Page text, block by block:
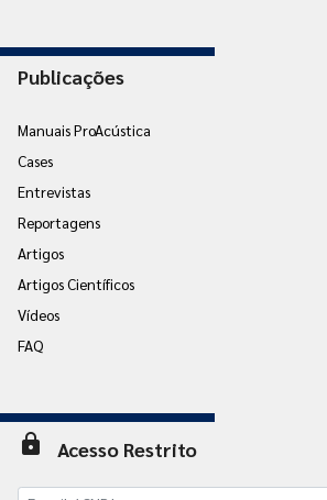
Publicações
Manuais ProAcústica
Cases
Entrevistas
Reportagens
Artigos
Artigos Científicos
Vídeos
FAQ
lock Acesso Restrito